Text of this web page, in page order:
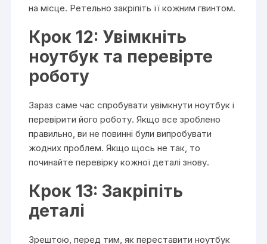
на місце. Ретельно закріпіть її кожним гвинтом.
Крок 12: Увімкніть
ноутбук та перевірте
роботу
Зараз саме час спробувати увімкнути ноутбук і
перевірити його роботу. Якщо все зроблено
правильно, ви не повинні були випробувати
жодних проблем. Якщо щось не так, то
починайте перевірку кожної деталі знову.
Крок 13: Закріпіть
деталі
Зрештою, перед тим, як переставити ноутбук